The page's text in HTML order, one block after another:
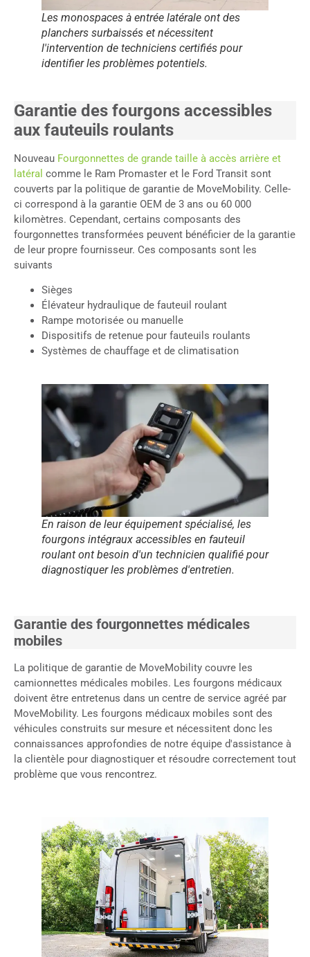
Les monospaces à entrée latérale ont des
planchers surbaissés et nécessitent
l'intervention de techniciens certifiés pour
identifier les problèmes potentiels.
Garantie des fourgons accessibles
aux fauteuils roulants
Nouveau Fourgonnettes de grande taille à accès arrière et
latéral comme le Ram Promaster et le Ford Transit sont
couverts par la politique de garantie de MoveMobility. Celle-
ci correspond à la garantie OEM de 3 ans ou 60 000
kilomètres. Cependant, certains composants des
fourgonnettes transformées peuvent bénéficier de la garantie
de leur propre fournisseur. Ces composants sont les
suivants
Sièges
Élévateur hydraulique de fauteuil roulant
Rampe motorisée ou manuelle
Dispositifs de retenue pour fauteuils roulants
Systèmes de chauffage et de climatisation
En raison de leur équipement spécialisé, les
fourgons intégraux accessibles en fauteuil
roulant ont besoin d'un technicien qualifié pour
diagnostiquer les problèmes d'entretien.
Garantie des fourgonnettes médicales
mobiles
La politique de garantie de MoveMobility couvre les
camionnettes médicales mobiles. Les fourgons médicaux
doivent être entretenus dans un centre de service agréé par
MoveMobility. Les fourgons médicaux mobiles sont des
véhicules construits sur mesure et nécessitent donc les
connaissances approfondies de notre équipe d'assistance à
la clientèle pour diagnostiquer et résoudre correctement tout
problème que vous rencontrez.